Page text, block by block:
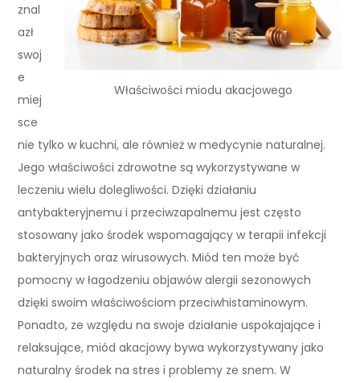
Właściwości miodu akacjowego
znal
azł
swoj
e
miej
sce
nie tylko w kuchni, ale również w medycynie naturalnej.
Jego właściwości zdrowotne są wykorzystywane w
leczeniu wielu dolegliwości. Dzięki działaniu
antybakteryjnemu i przeciwzapalnemu jest często
stosowany jako środek wspomagający w terapii infekcji
bakteryjnych oraz wirusowych. Miód ten może być
pomocny w łagodzeniu objawów alergii sezonowych
dzięki swoim właściwościom przeciwhistaminowym.
Ponadto, ze względu na swoje działanie uspokajające i
relaksujące, miód akacjowy bywa wykorzystywany jako
naturalny środek na stres i problemy ze snem. W